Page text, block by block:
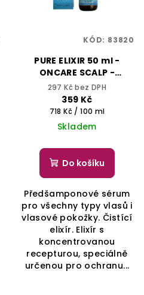
PURE ELIXIR 50 ml -
ONCARE SCALP -
SELECTIVE
PROFESSIONAL
297 Kč bez DPH
359 Kč
Měrná
cena:
718 Kč / 100 ml
Skladem
Do košíku
Předšamponové sérum
pro všechny typy vlasů i
vlasové pokožky. Čistící
elixír. Elixír s
koncentrovanou
recepturou, speciálně
určenou pro ochranu...
KÓD: 83820